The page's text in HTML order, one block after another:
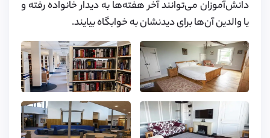
دانش‌آموزان می‌توانند آخر هفته‌ها به دیدار خانواده رفته و
یا والدین آن‌ها برای دیدنشان به خوابگاه بیایند.